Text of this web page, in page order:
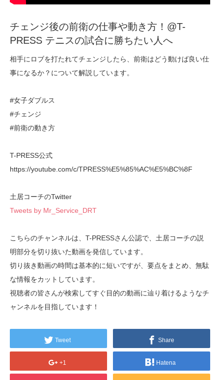
チェンジ後の前衛の仕事や動き方！@T-
PRESS テニスの試合に勝ちたい人へ
相手にロブを打たれてチェンジしたら、前衛はどう動けば良い仕
事になるか？について解説しています。
#女子ダブルス
#チェンジ
#前衛の動き方
T-PRESS公式
https://youtube.com/c/TPRESS%E5%85%AC%E5%BC%8F
土居コーチのTwitter
Tweets by Mr_Service_DRT
こちらのチャンネルは、T-PRESSさん公認で、土居コーチの説
明部分を切り抜いた動画を発信しています。
切り抜き動画の時間は基本的に短いですが、要点をまとめ、無駄
な情報をカットしています。
視聴者の皆さんが検索してすぐ目的の動画に辿り着けるようなチ
ャンネルを目指しています！
Tweet Share
+1 Hatena